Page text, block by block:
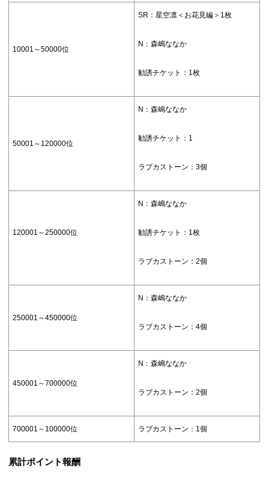
10001～50000位
SR：星空凛＜お花見編＞1枚
N：森嶋ななか
勧誘チケット：1枚
50001～120000位
N：森嶋ななか
勧誘チケット：1
ラブカストーン：3個
120001～250000位
N：森嶋ななか
勧誘チケット：1枚
ラブカストーン：2個
250001～450000位
N：森嶋ななか
ラブカストーン：4個
450001～700000位
N：森嶋ななか
ラブカストーン：2個
700001～100000位 ラブカストーン：1個
累計ポイント報酬